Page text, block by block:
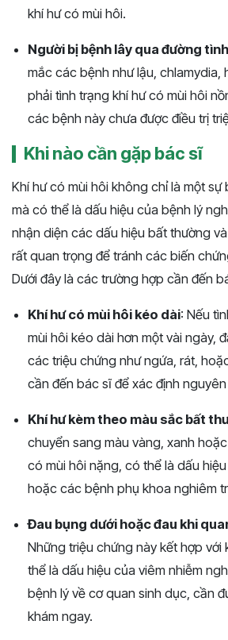
khí hư có mùi hôi.
Người bị bệnh lây qua đường
mắc các bệnh như lậu,
phải tình trạng khí hư có mùi hôi
các bệnh này chưa được điều trị
Khi nào cần gặp bác sĩ
Khí hư có mùi hôi không chỉ là một sự
mà có thể là dấu hiệu của bệnh lý
nhận diện các dấu hiệu bất thường
rất quan trọng để tránh các biến
Dưới đây là các trường hợp cần đến
Khí hư có mùi hôi kéo dài: Nếu
mùi hôi kéo dài hơn một vài ngày,
các triệu chứng như ngứa, rát,
cần đến bác sĩ để xác định
Khí hư kèm theo màu sắc bất
chuyển sang màu vàng, xanh
có mùi hôi nặng, có thể là dấu
hoặc các bệnh phụ khoa nghiêm
Đau bụng dưới hoặc đau khi
Những triệu chứng này kết hợp với
thể là dấu hiệu của viêm nhiễm
bệnh lý về cơ quan sinh dục, cần
khám ngay.